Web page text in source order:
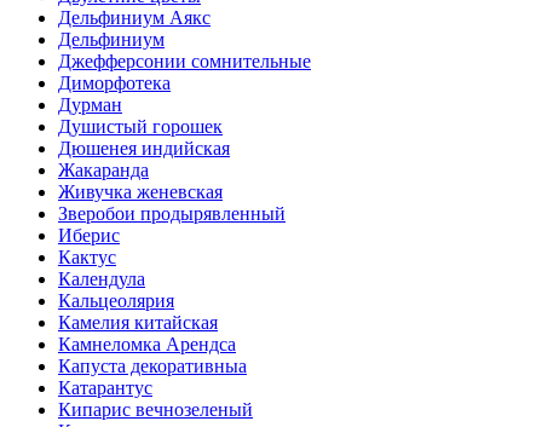
Дельфиниум Аякс
Дельфиниум
Джефферсонии сомнительные
Диморфотека
Дурман
Душистый горошек
Дюшенея индийская
Жакаранда
Живучка женевская
Зверобои продырявленный
Иберис
Кактус
Календула
Кальцеолярия
Камелия китайская
Камнеломка Арендса
Капуста декоративныа
Катарантус
Кипарис вечнозеленый